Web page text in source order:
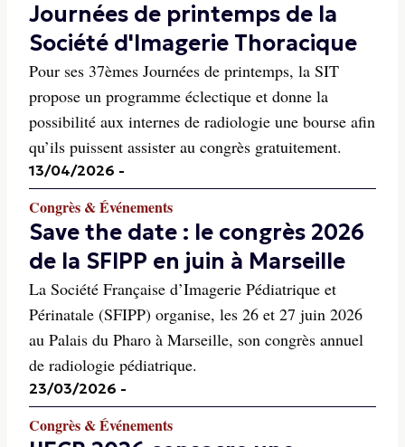
Journées de printemps de la
Société d'Imagerie Thoracique
Pour ses 37èmes Journées de printemps, la SIT
propose un programme éclectique et donne la
possibilité aux internes de radiologie une bourse afin
qu’ils puissent assister au congrès gratuitement.
13/04/2026 -
Congrès & Événements
Save the date : le congrès 2026
de la SFIPP en juin à Marseille
La Société Française d’Imagerie Pédiatrique et
Périnatale (SFIPP) organise, les 26 et 27 juin 2026
au Palais du Pharo à Marseille, son congrès annuel
de radiologie pédiatrique.
23/03/2026 -
Congrès & Événements